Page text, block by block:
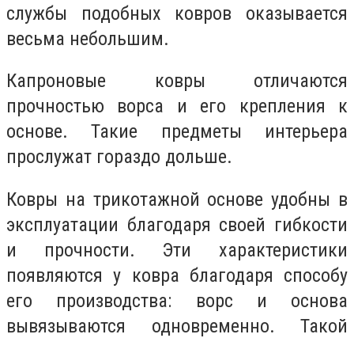
службы подобных ковров оказывается
весьма небольшим.
Капроновые ковры отличаются
прочностью ворса и его крепления к
основе. Такие предметы интерьера
прослужат гораздо дольше.
Ковры на трикотажной основе удобны в
эксплуатации благодаря своей гибкости
и прочности. Эти характеристики
появляются у ковра благодаря способу
его производства: ворс и основа
вывязываются одновременно. Такой